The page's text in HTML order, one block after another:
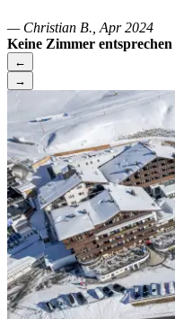
— Christian B., Apr 2024
Keine Zimmer
←
→